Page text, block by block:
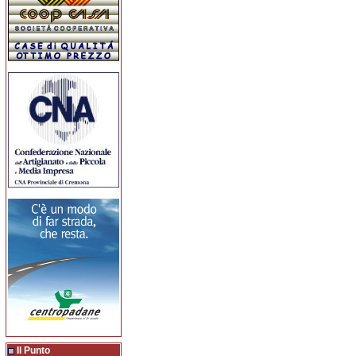
Il Punto